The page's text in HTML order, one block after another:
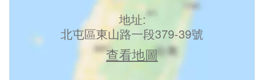
地址:
北屯區東山路一段379-39號
查看地圖